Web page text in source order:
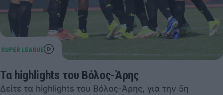
Τα highlights του Βόλος-Άρης
Δείτε τα highlights του Βόλος-Άρης, για την 5η